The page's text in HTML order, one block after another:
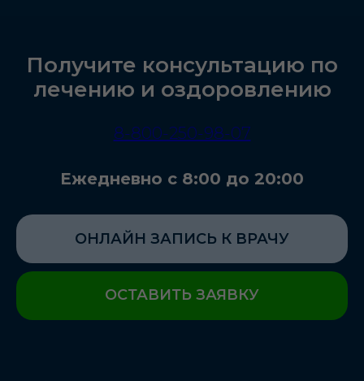
Получите консультацию по
лечению и оздоровлению
8-800-250-98-07
Ежедневно с 8:00 до 20:00
ОНЛАЙН ЗАПИСЬ К ВРАЧУ
ОСТАВИТЬ ЗАЯВКУ